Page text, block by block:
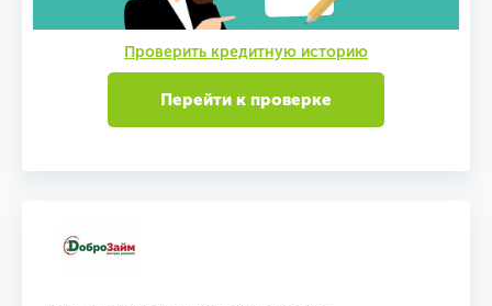
Проверить кредитную историю
Перейти к проверке